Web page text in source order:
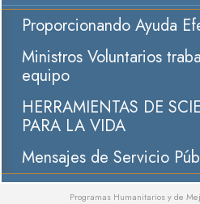
Proporcionando Ayuda
Ministros Voluntarios
equipo
HERRAMIENTAS DE
PARA LA VIDA
Mensajes de Servicio
Programas Humanitarios y de